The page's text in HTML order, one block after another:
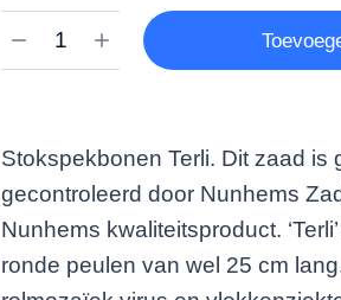
Stokspekbonen Terli. Dit zaad is
gecontroleerd door Nunhems
Nunhems kwaliteitsproduct.
ronde peulen van wel 25 cm